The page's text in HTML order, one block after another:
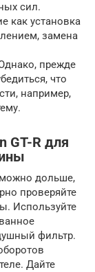
сил.
как установка
замена
прежде
что
например,
GT-R для
можно дольше,
проверяйте
Используйте
фильтр.
Дайте